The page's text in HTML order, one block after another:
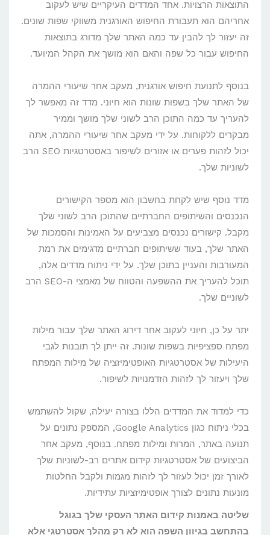
התוצאות הרצויות. אחד המדדים העיקריים שיש לעקוב
אחריהם הוא תעבורת החיפוש האורגנית משווקי שפות שונים.
זה יעזור לך להבין עד כמה האתר שלך מדורג בתוצאות
החיפוש עבור כל שפה והאם הוא מושך את הקהל המיועד.
בנוסף לתנועת חיפוש אורגנית, מעקב אחר שיעורי ההמרה
של האתר שלך בשפות שונות הוא חיוני. מדד זה מאפשר לך
להעריך עד כמה התוכן הרב לשוני שלך מושך וממיר
מבקרים ללקוחות. על ידי מעקב אחר שיעורי ההמרה, אתה
יכול לזהות פערים או אזורים לשיפור באסטרטגיות SEO הרב
לשוניות שלך.
מדד נוסף שיש לקחת בחשבון הוא מספר הקישורים
הנכנסים והשיתופים החברתיים שהתוכן הרב לשוני שלך
מקבל. קישורים נכנסים מצביעים על האמינות והסמכות של
האתר שלך, בעוד ששיתופים חברתיים מדגימים את רמת
המעורבות והעניין בתוכן שלך. על ידי ניתוח מדדים אלה,
תוכל להעריך את ההשפעה והטווח של מאמצי ה-SEO הרב
לשוניים שלך.
יתר על כן, חיוני לעקוב אחר דירוג האתר שלך עבור מילות
מפתח ספציפיות בשפות שונות. זה ייתן לך תובנות לגבי
היעילות של אסטרטגיות האופטימיזציה של מילות המפתח
שלך ויעזור לך לזהות הזדמנויות לשיפור.
כדי למדוד את המדדים הללו בצורה יעילה, שקול להשתמש
בכלי ניתוח כגון Google Analytics, המספק נתונים על
תנועה באתר, המרות ומילות מפתח. בנוסף, מעקב אחר
הביצועים של אסטרטגיות קידום אתרים רב-לשוניות שלך
לאורך זמן יכול לעזור לך לזהות מגמות ולקבל החלטות
מונעות נתונים לצורך אופטימיזציות עתידיות.
שליטה באמנות קידום האתר העסקי שלך בגוגל
בהתחשב בגיוון השפה הוא לא רק מהלך אסטרטגי אלא